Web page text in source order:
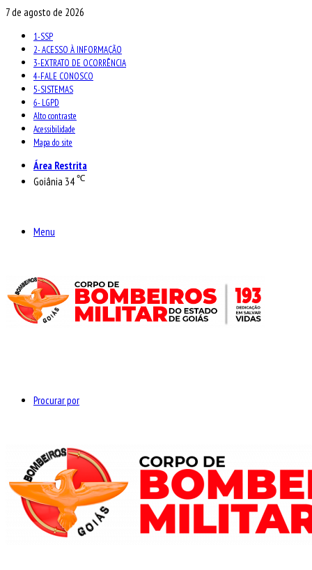
7 de agosto de 2026
1-SSP
2- ACESSO À INFORMAÇÃO
3-EXTRATO DE OCORRÊNCIA
4-FALE CONOSCO
5-SISTEMAS
6- LGPD
Alto contraste
Acessibilidade
Mapa do site
Área Restrita
Goiânia 34℃
Menu
Procurar por